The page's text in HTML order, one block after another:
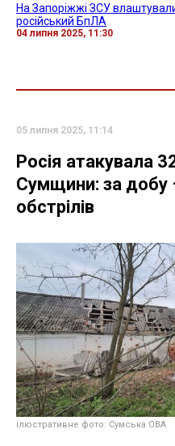
На Запоріжжі ЗСУ
російський БпЛА
04 липня 2025, 11:30
05 липня 2025, 11:14
Росія атакувала
Сумщини: за
обстрілів
ілюстративне фото: Сумська ОВА